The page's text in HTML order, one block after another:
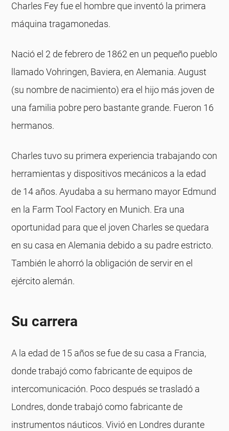
Charles Fey fue el hombre que inventó la primera
máquina tragamonedas.
Nació el 2 de febrero de 1862 en un pequeño pueblo
llamado Vohringen, Baviera, en Alemania. August
(su nombre de nacimiento) era el hijo más joven de
una familia pobre pero bastante grande. Fueron 16
hermanos.
Charles tuvo su primera experiencia trabajando con
herramientas y dispositivos mecánicos a la edad
de 14 años. Ayudaba a su hermano mayor Edmund
en la Farm Tool Factory en Munich. Era una
oportunidad para que el joven Charles se quedara
en su casa en Alemania debido a su padre estricto.
También le ahorró la obligación de servir en el
ejército alemán.
Su carrera
A la edad de 15 años se fue de su casa a Francia,
donde trabajó como fabricante de equipos de
intercomunicación. Poco después se trasladó a
Londres, donde trabajó como fabricante de
instrumentos náuticos. Vivió en Londres durante